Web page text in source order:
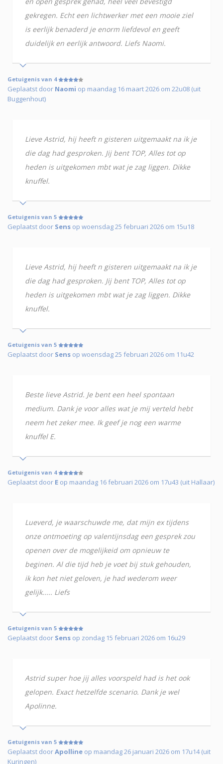
gekregen. Echt een lichtwerker met een mooie ziel
is eerlijk benaderd je enorm liefdevol en geeft
duidelijk en eerlijk antwoord. Liefs Naomi.
Getuigenis van 4
Geplaatst door Naomi op maandag 16 maart 2026 om 22u08 (uit
Buggenhout)
Lieve Astrid, hij heeft n gisteren uitgemaakt na ik je
die dag had gesproken. Jij bent TOP, Alles tot op
heden is uitgekomen mbt wat je zag liggen. Dikke
knuffel.
Getuigenis van 5
Geplaatst door Sens op woensdag 25 februari 2026 om 15u18
Lieve Astrid, hij heeft n gisteren uitgemaakt na ik je
die dag had gesproken. Jij bent TOP, Alles tot op
heden is uitgekomen mbt wat je zag liggen. Dikke
knuffel.
Getuigenis van 5
Geplaatst door Sens op woensdag 25 februari 2026 om 11u42
Beste lieve Astrid. Je bent een heel spontaan
medium. Dank je voor alles wat je mij verteld hebt
neem het zeker mee. Ik geef je nog een warme
knuffel E.
Getuigenis van 4
Geplaatst door E op maandag 16 februari 2026 om 17u43 (uit Hallaar)
Lueverd, je waarschuwde me, dat mijn ex tijdens
onze ontmoeting op valentijnsdag een gesprek zou
openen over de mogelijkeid om opnieuw te
beginen. Al die tijd heb je voet bij stuk gehouden,
ik kon het niet geloven, je had wederom weer
gelijk..... Liefs
Getuigenis van 5
Geplaatst door Sens op zondag 15 februari 2026 om 16u29
Astrid super hoe jij alles voorspeld had is het ook
gelopen. Exact hetzelfde scenario. Dank je wel
Apolinne.
Getuigenis van 5
Geplaatst doorApolline op maandag 26 januari 2026 om 17u14 (uit
Kuringen)